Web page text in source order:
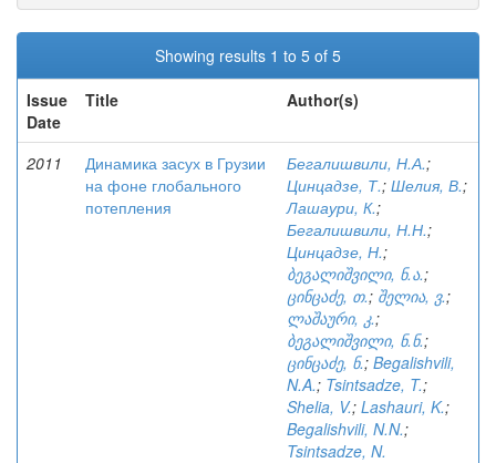
Showing results 1 to 5 of 5
Issue
Date
Title Author(s)
2011
Динамика засух в Грузии
на фоне глобального
потепления
Бегалишвили, Н.А.;
Цинцадзе, Т.; Шелия, В.;
Лашаури, К.;
Бегалишвили, Н.Н.;
Цинцадзе, Н.;
ბეგალიშვილი, ნ.ა.;
ცინცაძე, თ.; შელია, ვ.;
ლაშაური, კ.;
ბეგალიშვილი, ნ.ნ.;
ცინცაძე, ნ.; Begalishvili,
N.A.; Tsintsadze, T.;
Shelia, V.; Lashauri, K.;
Begalishvili, N.N.;
Tsintsadze, N.